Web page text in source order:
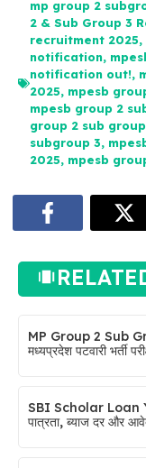
mp group 2
2 & Sub Group 3
recruitment 2025,
notification,
notification out!,
2025, mpesb
mpesb group 2
group 2 sub
subgroup 3,
2025, mpesb
MP Group 2 Sub
मध्यप्रदेश पटवारी भर्ती
SBI Scholar Loan
पात्रता, ब्याज दर और